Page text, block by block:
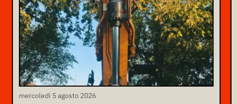
mercoledì 5 agosto 2026